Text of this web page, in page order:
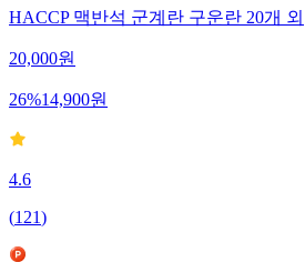
HACCP 맥반석 군계란 구운란 20개 외
20,000원
26%14,900원
4.6
(121)